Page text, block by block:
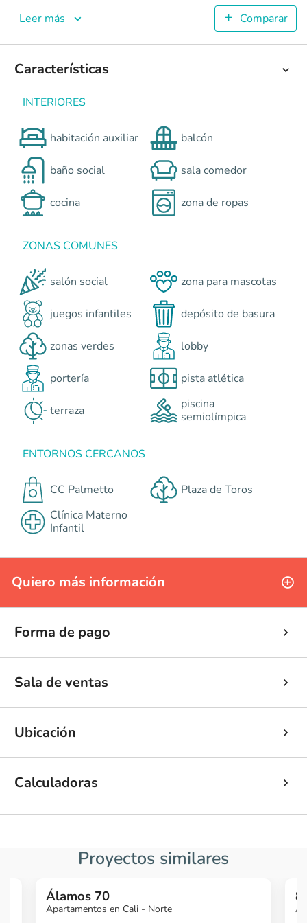
Apartamentos en Cali - La Selva <p>Tribeca
2
ColombiaCali
Leer más Comparar
Características
INTERIORES
habitación auxiliar balcón
baño social sala comedor
cocina zona de ropas
ZONAS COMUNES
salón social zona para mascotas
juegos infantiles depósito de basura
zonas verdes lobby
portería pista atlética
terraza
piscina
semiolímpica
ENTORNOS CERCANOS
CC Palmetto
Plaza de Toros
Clínica Materno
Infantil
Quiero más información
Forma de pago
Sala de ventas
Ubicación
Calculadoras
Proyectos similares
Álamos 70
Apartamentos en Cali - Norte